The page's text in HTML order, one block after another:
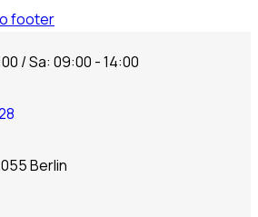
footer
/ Sa: 09:00 - 14:00
Berlin